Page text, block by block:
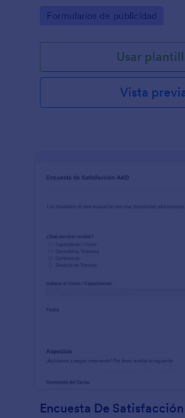
Go to Category:
Formularios de publicidad
Usar
Vista